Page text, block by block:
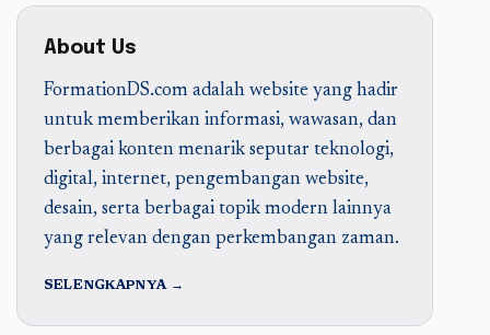
About Us
FormationDS.com adalah website yang hadir
untuk memberikan informasi, wawasan, dan
berbagai konten menarik seputar teknologi,
digital, internet, pengembangan website,
desain, serta berbagai topik modern lainnya
yang relevan dengan perkembangan zaman.
SELENGKAPNYA →